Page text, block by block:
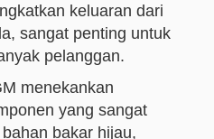
keluaran dari
sangat penting untuk
pelanggan.
menekankan
yang sangat
bakar hijau,